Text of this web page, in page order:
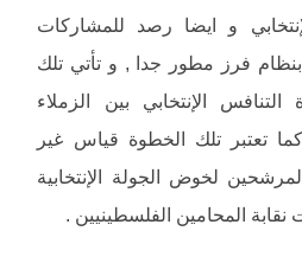
و ايضا رصد للمشاركات
, بنظام فرز مطور جدا , و تأتي تلك
الإنتخابي بين الزملاء
تعتبر تلك الخطوة قياس غير
لخوض الجولة الإنتخابية
نقابة المحامين الفلسطينيين .